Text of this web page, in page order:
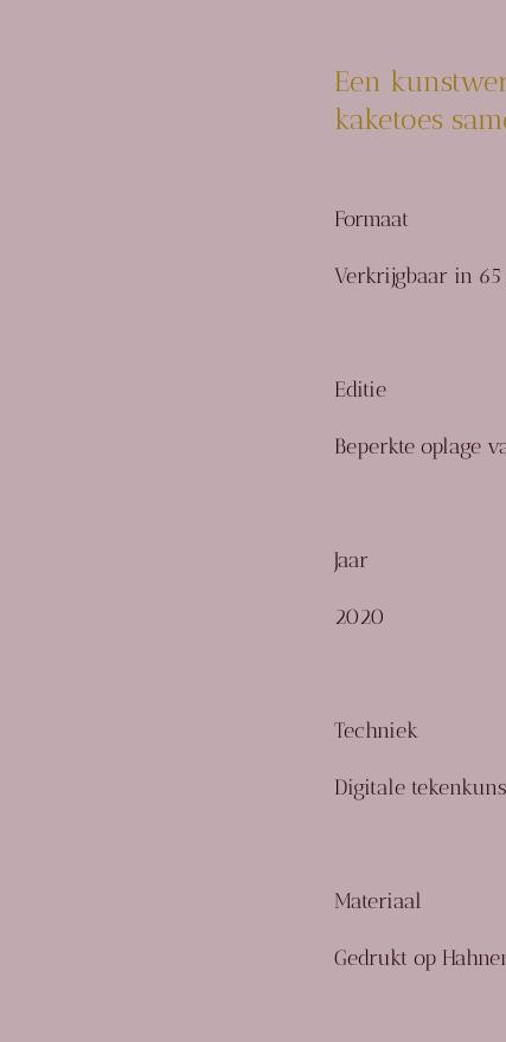
Een
kaketoes
Formaat
Verkrijgbaar in
Editie
Beperkte oplage
Jaar
2020
Techniek
Digitale
Materiaal
Gedrukt op